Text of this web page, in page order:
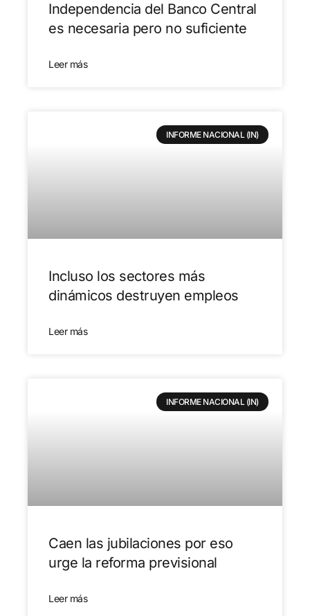
Independencia del Banco Central
es necesaria pero no suficiente
Leer más
INFORME NACIONAL (IN)
Incluso los sectores más
dinámicos destruyen empleos
Leer más
INFORME NACIONAL (IN)
Caen las jubilaciones por eso
urge la reforma previsional
Leer más